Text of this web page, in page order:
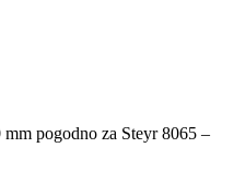
pogodno za Steyr 8065 –